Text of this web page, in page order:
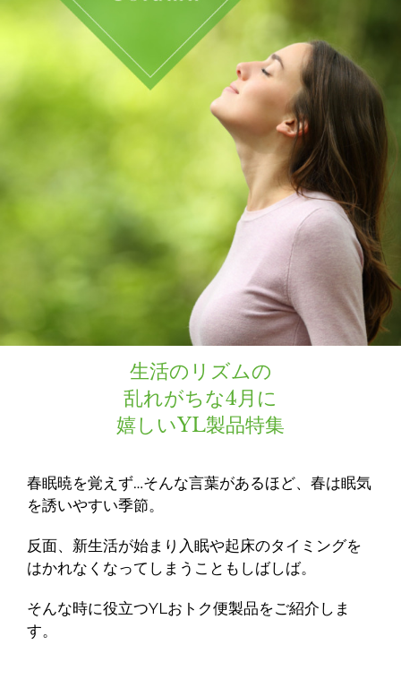
生活のリズムの
乱れがちな4月に
嬉しいYL製品特集
春眠暁を覚えず…そんな言葉があるほど、春は眠気
を誘いやすい季節。
反面、新生活が始まり入眠や起床のタイミングを
はかれなくなってしまうこともしばしば。
そんな時に役立つYLおトク便製品をご紹介しま
す。